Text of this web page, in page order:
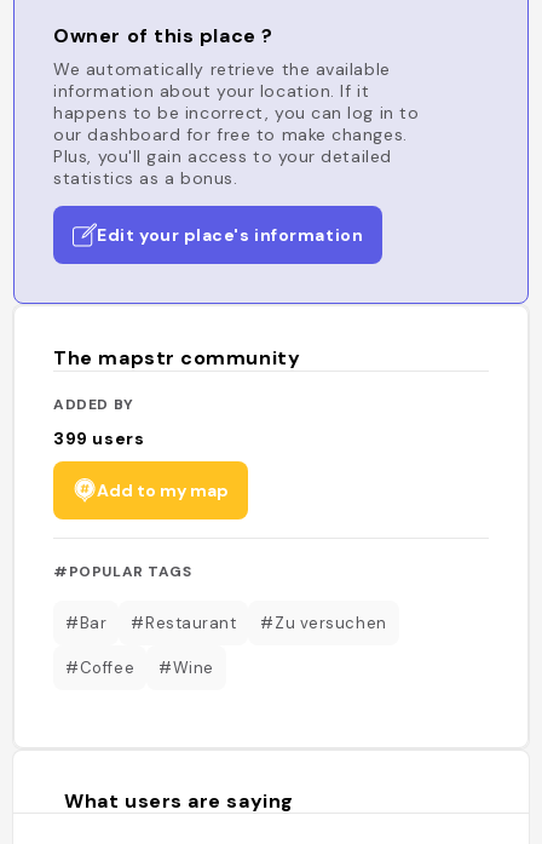
Owner of this place ?
We automatically retrieve the available
information about your location. If it
happens to be incorrect, you can log in to
our dashboard for free to make changes.
Plus, you'll gain access to your detailed
statistics as a bonus.
Edit your place's information
The mapstr community
ADDED BY
399 users
Add to my map
#POPULAR TAGS
#Bar #Restaurant #Zu versuchen
#Coffee #Wine
What users are saying